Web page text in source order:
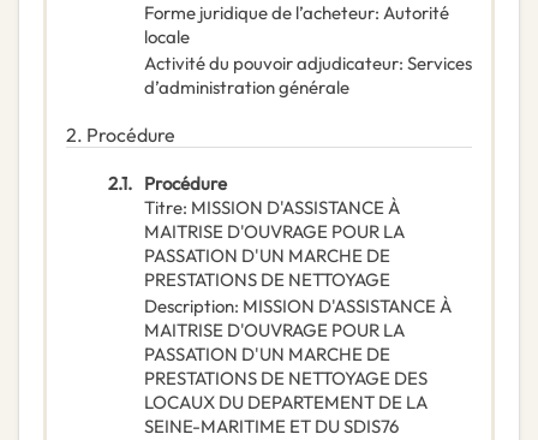
Forme juridique de l’acheteur: Autorité
locale
Activité du pouvoir adjudicateur: Services
d’administration générale
2. Procédure
2.1. Procédure
Titre: MISSION D'ASSISTANCE À
MAITRISE D'OUVRAGE POUR LA
PASSATION D'UN MARCHE DE
PRESTATIONS DE NETTOYAGE
Description: MISSION D'ASSISTANCE À
MAITRISE D'OUVRAGE POUR LA
PASSATION D'UN MARCHE DE
PRESTATIONS DE NETTOYAGE DES
LOCAUX DU DEPARTEMENT DE LA
SEINE-MARITIME ET DU SDIS76